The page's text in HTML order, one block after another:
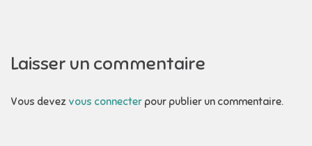
Laisser un commentaire
Vous devez vous connecter pour publier un commentaire.